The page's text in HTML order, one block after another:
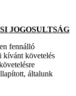
JOGOSULTSÁG
fennálló
kívánt követelés
általunk